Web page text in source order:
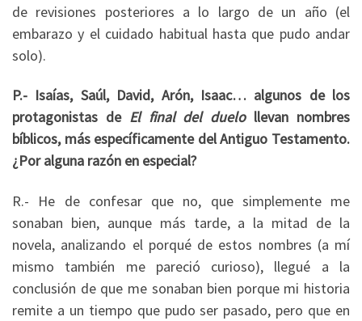
de revisiones posteriores a lo largo de un año (el
embarazo y el cuidado habitual hasta que pudo andar
solo).
P.- Isaías, Saúl, David, Arón, Isaac… algunos de los
protagonistas de El final del duelo llevan nombres
bíblicos, más específicamente del Antiguo Testamento.
¿Por alguna razón en especial?
R.- He de confesar que no, que simplemente me
sonaban bien, aunque más tarde, a la mitad de la
novela, analizando el porqué de estos nombres (a mí
mismo también me pareció curioso), llegué a la
conclusión de que me sonaban bien porque mi historia
remite a un tiempo que pudo ser pasado, pero que en